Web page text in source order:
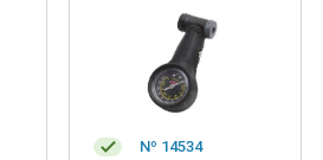
Nº 14534